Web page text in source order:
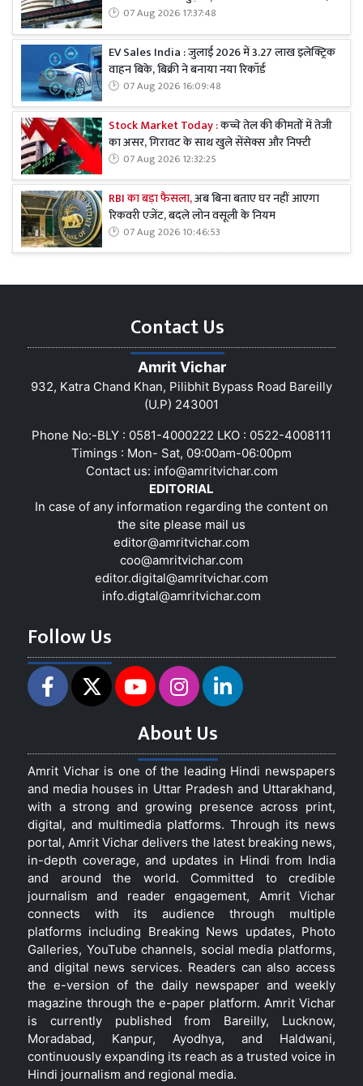
07 Aug 2026 17:37:48
EV Sales India : जुलाई 2026 में 3.27 लाख इलेक्ट्रिक
वाहन बिके, बिक्री ने बनाया नया रिकॉर्ड
07 Aug 2026 16:09:48
Stock Market Today :कच्चे तेल की कीमतों में तेजी
का असर, गिरावट के साथ खुले सेंसेक्स और निफ्टी
07 Aug 2026 12:32:25
RBI का बड़ा फैसला,अब बिना बताए घर नहीं आएगा
रिकवरी एजेंट, बदले लोन वसूली के नियम
07 Aug 2026 10:46:53
Contact Us
Amrit Vichar
932, Katra Chand Khan, Pilibhit Bypass Road Bareilly
(U.P) 243001
Phone No:-BLY : 0581-4000222 LKO : 0522-4008111
Timings : Mon- Sat, 09:00am-06:00pm
Contact us: info@amritvichar.com
EDITORIAL
In case of any information regarding the content on
the site please mail us
editor@amritvichar.com
coo@amritvichar.com
editor.digital@amritvichar.com
info.digtal@amritvichar.com
Follow Us
About Us
Amrit Vichar is one of the leading Hindi newspapers
and media houses in Uttar Pradesh and Uttarakhand,
with a strong and growing presence across print,
digital, and multimedia platforms. Through its news
portal, Amrit Vichar delivers the latest breaking news,
in-depth coverage, and updates in Hindi from India
and around the world. Committed to credible
journalism and reader engagement, Amrit Vichar
connects with its audience through multiple
platforms including Breaking News updates, Photo
Galleries, YouTube channels, social media platforms,
and digital news services. Readers can also access
the e-version of the daily newspaper and weekly
magazine through the e-paper platform. Amrit Vichar
is currently published from Bareilly, Lucknow,
Moradabad, Kanpur, Ayodhya, and Haldwani,
continuously expanding its reach as a trusted voice in
Hindi journalism and regional media.